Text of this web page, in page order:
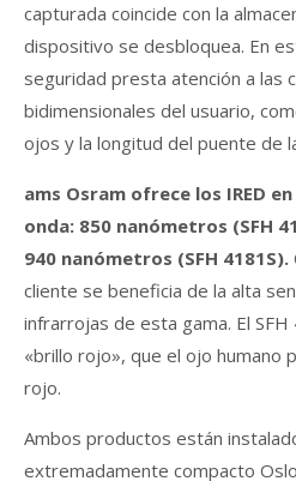
capturada coincide con la
dispositivo se desbloquea. En
seguridad presta atención a las
bidimensionales del usuario,
ojos y la longitud del puente de
ams Osram ofrece los IRED
onda: 850 nanómetros (SFH
940 nanómetros (SFH 4181S).
cliente se beneficia de la alta
infrarrojas de esta gama. El
«brillo rojo», que el ojo humano
rojo.
Ambos productos están
extremadamente compacto